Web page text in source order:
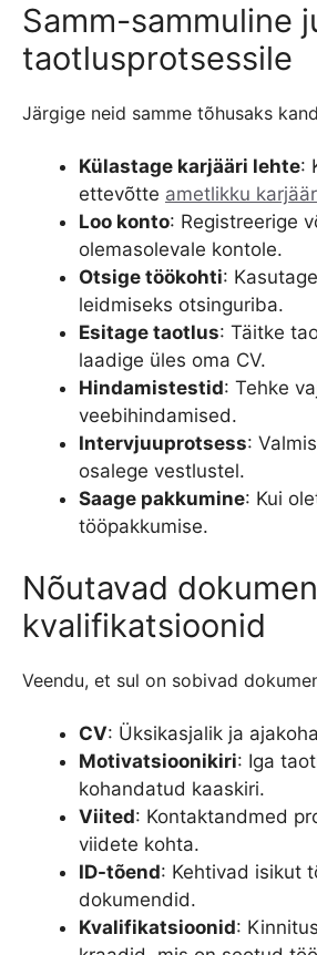
Samm-sammuline
taotlusprotsessile
Järgige neid samme tõhusaks
Külastage karjääri lehte:
ettevõtte ametlikku
Loo konto: Registreerige
olemasolevale kontole.
Otsige töökohti:
leidmiseks otsinguriba.
Esitage taotlus: Täitke
laadige üles oma CV.
Hindamistestid: Tehke
veebihindamised.
Intervjuuprotsess:
osalege vestlustel.
Saage pakkumine: Kui
tööpakkumise.
Nõutavad
kvalifikatsioonid
Veendu, et sul on sobivad
CV: Üksikasjalik ja
Motivatsioonikiri: Iga
kohandatud kaaskiri.
Viited: Kontaktandmed
viidete kohta.
ID-tõend: Kehtivad isikut
dokumendid.
Kvalifikatsioonid: